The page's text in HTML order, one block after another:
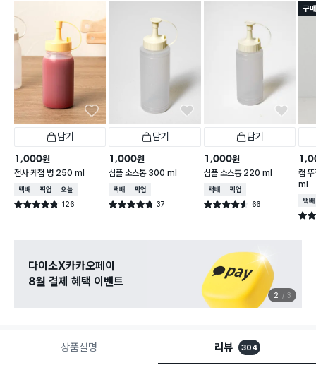
담기
1,000원
전사 케첩 병 250 ml
택배배송매장픽업오늘배송
별점 4.8점 126
건 작성
담기
1,000원
심플 소스통 300 ml
택배배송매장픽업
별점 4.7점 37
건 작성
담기
1,000원
심플 소스통 220 ml
택배배송매장픽업
별점 4.6점 66
건 작성
구
캡
ml
택배
별점
다이소X카카오페이
8월 결제 혜택 이벤트
2 3
상품설명 리뷰 304